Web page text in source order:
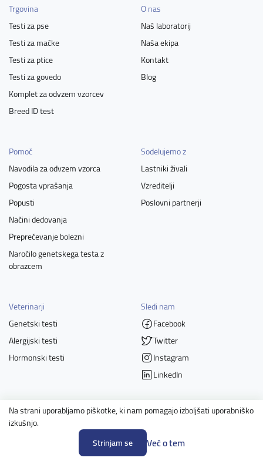
Na strani uporabljamo piškotke, ki nam pomagajo izboljšati uporabniško
izkušnjo.
Strinjam se
Več o tem
Trgovina
Testi za pse
Testi za mačke
Testi za ptice
Testi za govedo
Komplet za odvzem vzorcev
Breed ID test
O nas
Naš laboratorij
Naša ekipa
Kontakt
Blog
Pomoč
Navodila za odvzem vzorca
Pogosta vprašanja
Popusti
Načini dedovanja
Preprečevanje bolezni
Naročilo genetskega testa z
obrazcem
Sodelujemo z
Lastniki živali
Vzreditelji
Poslovni partnerji
Veterinarji
Genetski testi
Alergijski testi
Hormonski testi
Sledi nam
Facebook
Twitter
Instagram
LinkedIn
Člani